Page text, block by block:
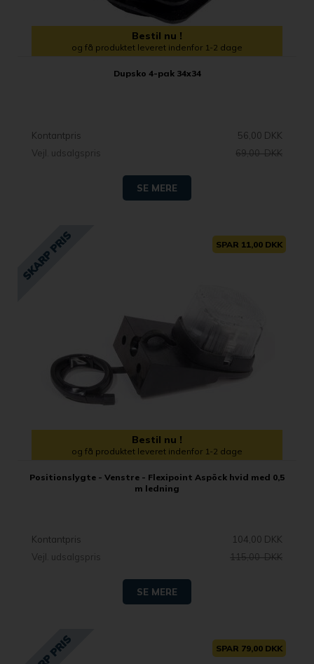
Bestil nu !
og få produktet leveret indenfor 1-2 dage
Dupsko 4-pak 34x34
Kontantpris
56,00 DKK
Vejl. udsalgspris
69,00 DKK
SE MERE
SPAR 11,00 DKK
Bestil nu !
og få produktet leveret indenfor 1-2 dage
Positionslygte - Venstre - Flexipoint Aspöck hvid med 0,5
m ledning
Kontantpris
104,00 DKK
Vejl. udsalgspris
115,00 DKK
SE MERE
SPAR 79,00 DKK